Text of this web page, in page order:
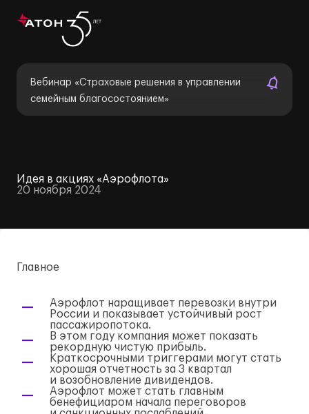
Вебинар «Страховые решения в управлении
семейным благосостоянием»
Идея в акциях «Аэрофлота»
20 ноября 2024
Главное
Аэрофлот наращивает перевозки внутри
России и показывает устойчивый рост
пассажиропотока.
В этом году компания может показать
рекордную чистую прибыль.
Краткосрочными триггерами могут стать
хорошая отчетность за 3 квартал
и возобновление дивидендов.
Аэрофлот может стать главным
бенефициаром начала переговоров